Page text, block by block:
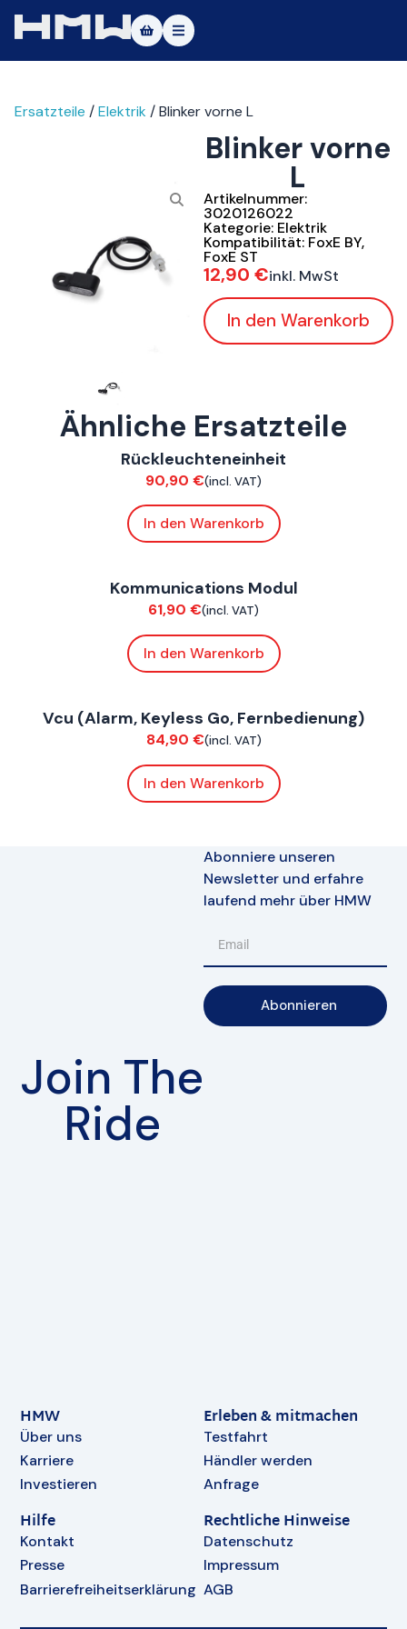
Über uns
Fahrzeuge
Testfahrt
Service
Kontakt
|EN
Ersatzteile /Elektrik / Blinker vorne L
Blinker vorne
L
Artikelnummer:
3020126022
Kategorie: Elektrik
Kompatibilität: FoxE BY,
FoxE ST
12,90 €inkl. MwSt
In den Warenkorb
Ähnliche Ersatzteile
ConnE
Rückleuchteneinheit
90,90 €(incl. VAT)
In den Warenkorb
Kommunications Modul
61,90 €(incl. VAT)
In den Warenkorb
Elektrik
Vcu (Alarm, Keyless Go, Fernbedienung)
84,90 €(incl. VAT)
In den Warenkorb
Join The
Ride
Abonniere unseren
Newsletter und erfahre
laufend mehr über HMW
Abonnieren
HMW
Über uns
Karriere
Investieren
Erleben & mitmachen
Testfahrt
Händler werden
Anfrage
Hilfe
Kontakt
Presse
Barrierefreiheitserklärung
Rechtliche Hinweise
Datenschutz
Impressum
AGB